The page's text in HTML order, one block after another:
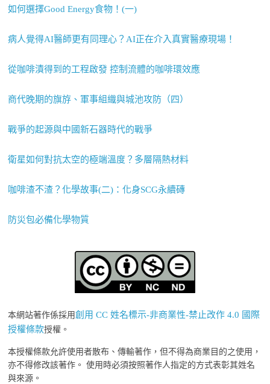
如何選擇Good Energy食物！(一)
病人覺得AI醫師更有同理心？AI正在介入真實醫療現場！
從咖啡漬得到的工程啟發 控制流體的咖啡環效應
商代晚期的旗斿、軍事組織與城池攻防（四）
戰爭的起源與中國新石器時代的戰爭
衛星如何對抗太空的極端溫度？多層隔熱材料
咖啡渣不渣？化學故事(二)：化身SCG永續磚
防災包必備化學物質
本網站著作係採用創用 CC 姓名標示-非商業性-禁止改作 4.0 國際
授權條款授權。
本授權條款允許使用者散布、傳輸著作，但不得為商業目的之使用，
亦不得修改該著作。 使用時必須按照著作人指定的方式表彰其姓名
與來源。